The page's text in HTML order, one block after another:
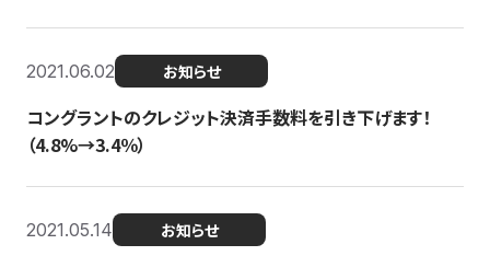
2021.06.02 お知らせ
コングラントのクレジット決済手数料を引き下げます！
（4.8%→3.4％）
2021.05.14 お知らせ